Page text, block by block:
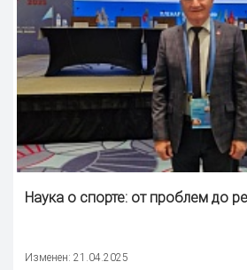
Наука о спорте: от проблем до
Изменен: 21.04.2025